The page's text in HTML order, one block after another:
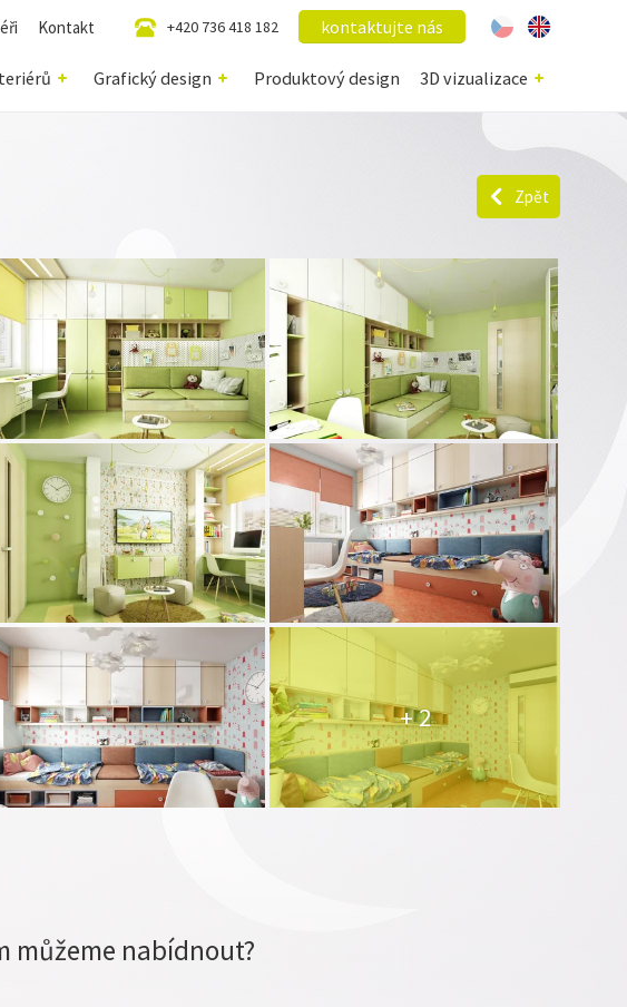
Grafický design Produktový design 3D vizualizace
Kontakt +420 736 418 182 kontaktujte nás
Zpět
+ 2
můžeme nabídnout?